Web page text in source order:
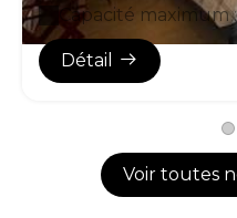
Capacité maximum
Détail
Voir toutes